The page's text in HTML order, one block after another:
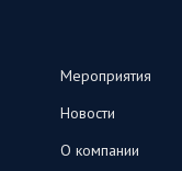
Мероприятия
Новости
О компании